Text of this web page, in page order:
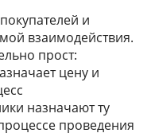
и
взаимодействия.
прост:
цену и
назначают ту
проведения